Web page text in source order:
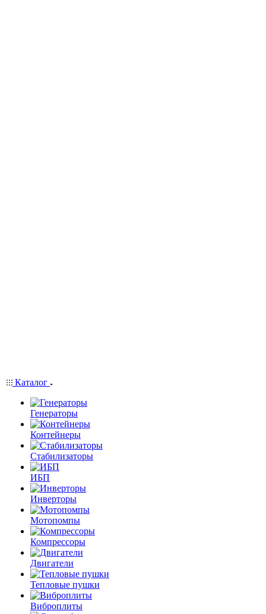
Каталог
Генераторы
Контейнеры
Стабилизаторы
ИБП
Инверторы
Мотопомпы
Компрессоры
Двигатели
Тепловые пушки
Виброплиты